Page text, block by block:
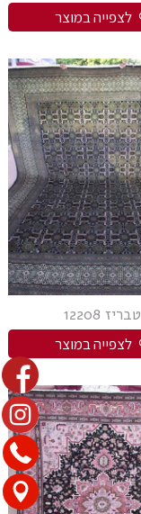
לצפייה במוצר
טבריז 12208
לצפייה במוצר